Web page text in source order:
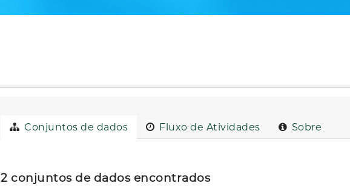
Conjuntos de dados Fluxo de Atividades Sobre
2 conjuntos de dados encontrados